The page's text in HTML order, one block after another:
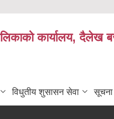
कार्यालय, दैलेख
विधुतीय शुसासन सेवा सूचना